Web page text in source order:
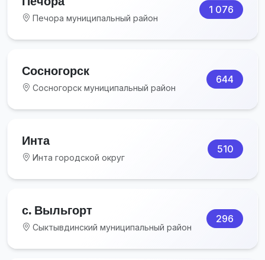
Печора муниципальный район
1 076
Сосногорск
Сосногорск муниципальный район
644
Инта
Инта городской округ
510
с. Выльгорт
Сыктывдинский муниципальный район
296